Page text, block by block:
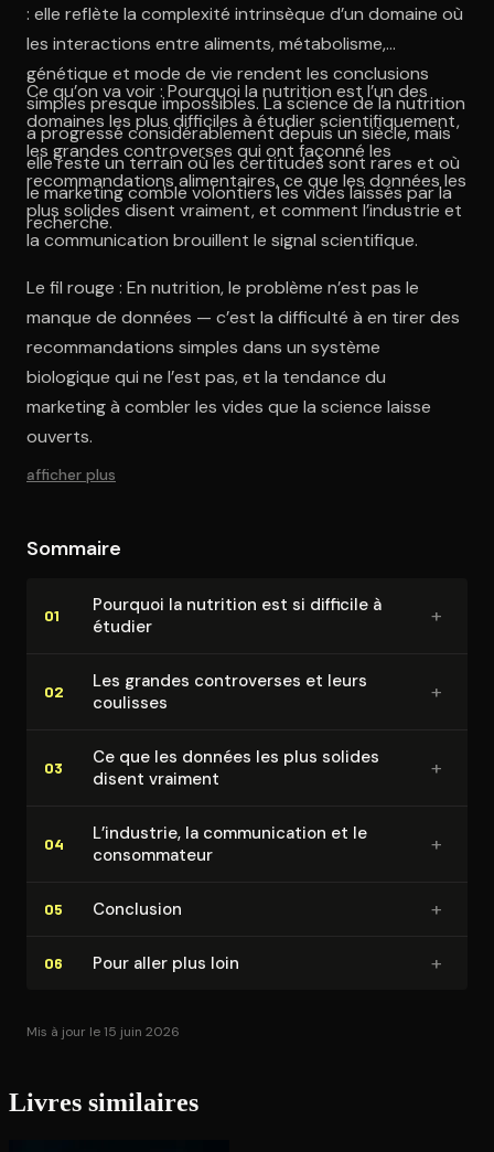
: elle reflète la complexité intrinsèque d’un domaine où
les interactions entre aliments, métabolisme,
génétique et mode de vie rendent les conclusions
simples presque impossibles. La science de la nutrition
a progressé considérablement depuis un siècle, mais
elle reste un terrain où les certitudes sont rares et où
le marketing comble volontiers les vides laissés par la
recherche.
Ce qu’on va voir : Pourquoi la nutrition est l’un des
domaines les plus difficiles à étudier scientifiquement,
les grandes controverses qui ont façonné les
recommandations alimentaires, ce que les données les
plus solides disent vraiment, et comment l’industrie et
la communication brouillent le signal scientifique.
Le fil rouge : En nutrition, le problème n’est pas le
manque de données — c’est la difficulté à en tirer des
recommandations simples dans un système
biologique qui ne l’est pas, et la tendance du
marketing à combler les vides que la science laisse
ouverts.
afficher plus
Sommaire
01
Pourquoi la nutrition est si difficile à
étudier
+
02
Les grandes contro­verses et leurs
coulisses
+
03
Ce que les données les plus solides
disent vraiment
+
04
L’industrie, la com­mu­ni­ca­tion et le
consom­ma­teur
+
05 Conclusion +
06 Pour aller plus loin +
Mis à jour le 15 juin 2026
Livres similaires